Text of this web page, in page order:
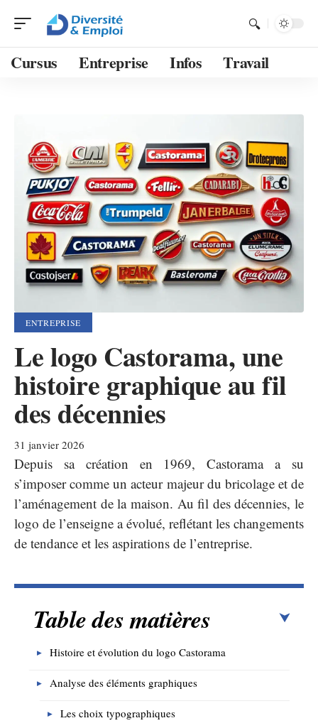
Cursus Entreprise Infos Travail
ENTREPRISE
Le logo Castorama, une
histoire graphique au fil
des décennies
31 janvier 2026
Depuis sa création en 1969, Castorama a su
s’imposer comme un acteur majeur du bricolage et de
l’aménagement de la maison. Au fil des décennies, le
logo de l’enseigne a évolué, reflétant les changements
de tendance et les aspirations de l’entreprise.
Table des matières
Histoire et évolution du logo Castorama
Analyse des éléments graphiques
Les choix typographiques